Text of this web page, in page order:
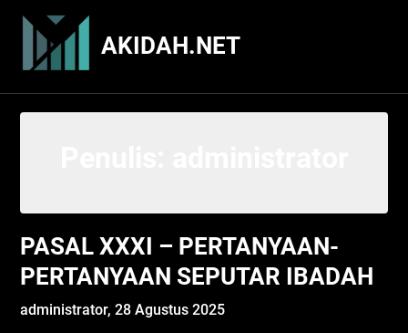
content
AKIDAH.NET
PASAL XXXI – PERTANYAAN-
PERTANYAAN SEPUTAR IBADAH
administrator,28 Agustus 2025